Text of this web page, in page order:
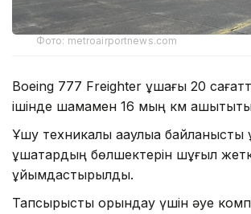
Фото: metroairportnews.com
Boeing 777 Freighter ұшағы 20
ішінде шамамен 16 мың км
Ұшу техникалық ақаулыққа
ұшақтардың бөлшектерін шұғыл
ұйымдастырылды.
Тапсырысты орындау үшін әуе